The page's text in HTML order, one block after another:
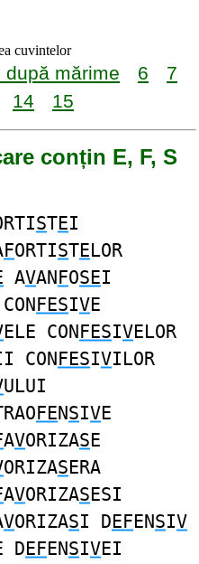
cuvintelor
după mărime 6
7
14 15
conțin E, F, S
STEI
FORTISTELOR
AVANFOSEI
FESIVE
ELE CONFESIVELOR
CONFESIVILOR
ULUI
FENSIVE
AVORIZASE
ORIZASERA
AVORIZASESI
VORIZASI DEFENSIV
DEFENSIVEI